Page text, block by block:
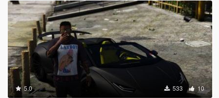
5.0 533 10